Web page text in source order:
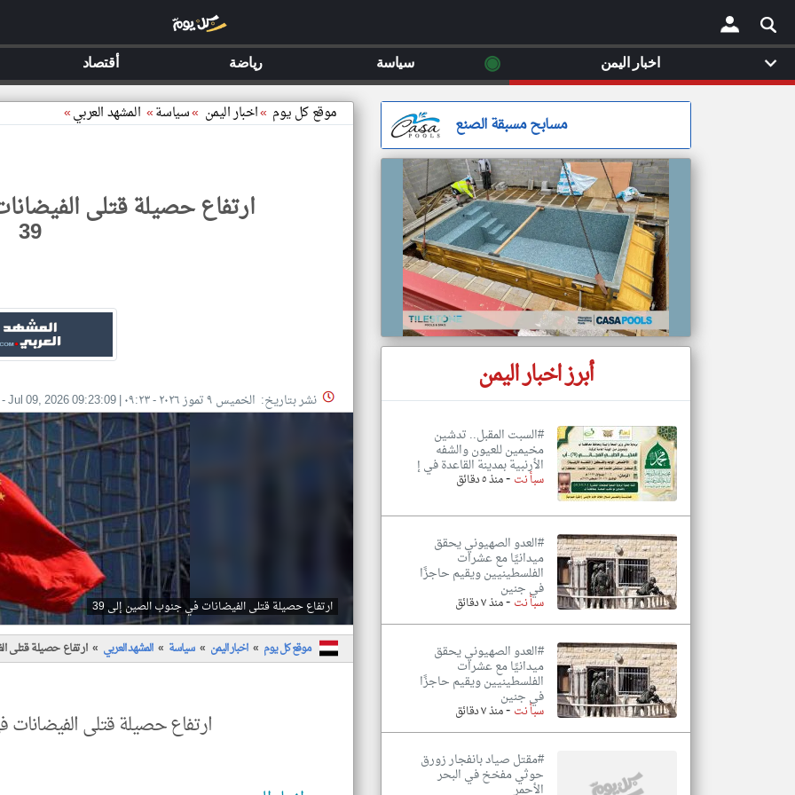
× موقع كل يوم »اخبار اليمن »سياسة» المشهد العربي»
ارتفاع حصيلة قتلى
39
نشر بتاريخ: الخميس ٩ تموز ٢٠٢٦ - ٠٩:٢٣ |
Jul 09, 2026 09:23:09
-
ارتفاع حصيلة قتلى الفيضانات في جنوب الصين إلى 39
موقع كل يوم اخبار اليمن سياسة المشهد العربي ارتفاع حصيلة قتلى
ارتفاع حصيلة قتلى الفيضانات
مسابح مسبقة الصنع
أبرز اخبار اليمن
#السبت المقبل.. تدشين
مخيمين للعيون والشفه
الأرنبية بمدينة القاعدة في إ
سبأ نت -منذ ٥ دقائق
#العدو الصهيوني يحقق
ميدانيًا مع عشرات
الفلسطينيين ويقيم حاجزًا
في جنين
سبأ نت-منذ ٧ دقائق
#العدو الصهيوني يحقق
ميدانيًا مع عشرات
الفلسطينيين ويقيم حاجزًا
في جنين
سبأ نت-منذ ٧ دقائق
#مقتل صياد بانفجار زورق
حوثي مفخخ في البحر
الأحمر
اخبار اليمن ◉ سياسة رياضة أقتصاد